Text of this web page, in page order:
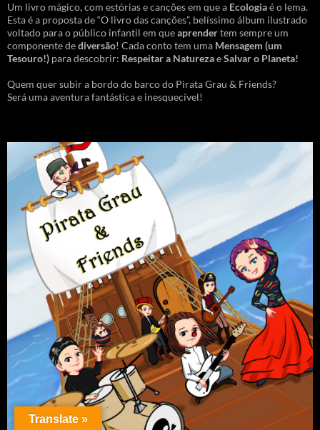
Um livro mágico, com estórias e canções em que a Ecologiaé o lema.
Esta é a proposta de “O livro das canções”, belíssimo álbum ilustrado
voltado para o público infantil em queaprendertem sempre um
componente dediversão! Cada conto tem uma Mensagem (um
Tesouro!) para descobrir: Respeitar a NaturezaeSalvar o Planeta!
Quem quer subir a bordo do barco do Pirata Grau & Friends?
Será uma aventura fantástica e inesquecível!
Translate »